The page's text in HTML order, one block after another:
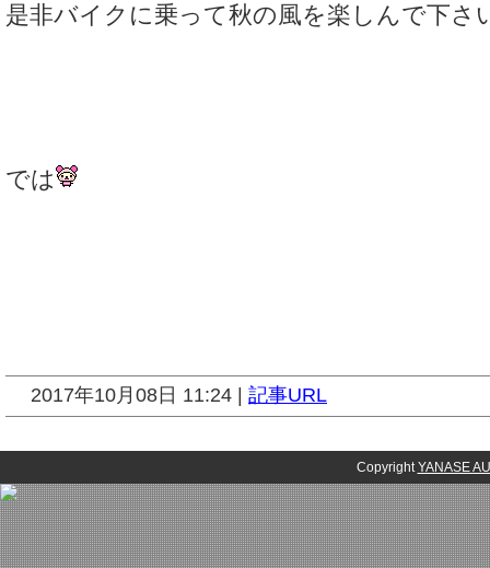
是非バイクに乗って秋の風を楽しんで下さ
では
2017年10月08日 11:24 | 記事URL
Copyright YANASE